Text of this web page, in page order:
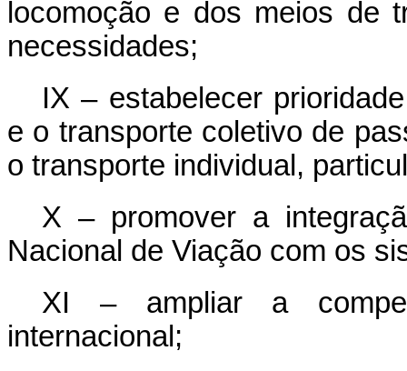
locomoção e dos meios de
necessidades;
IX – estabelecer
e o transporte coletivo de
o transporte individual,
X – promover a
Nacional de Viação com os
XI – ampliar a
internacional;